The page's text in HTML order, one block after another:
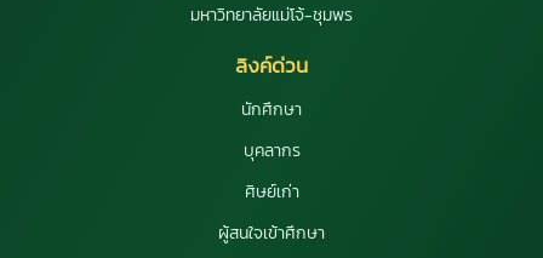
มหาวิทยาลัยแม่โจ้-ชุมพร
ลิงค์ด่วน
นักศึกษา
บุคลากร
ศิษย์เก่า
ผู้สนใจเข้าศึกษา